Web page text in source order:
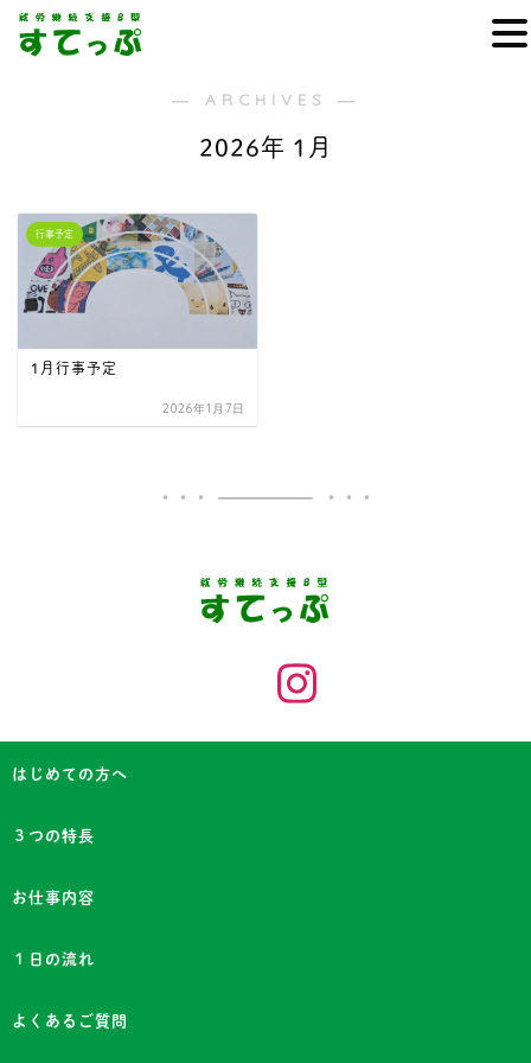
― ARCHIVES ―
2026年 1月
行事予定
1月行事予定
2026年1月7日
はじめての方へ
３つの特長
お仕事内容
１日の流れ
よくあるご質問